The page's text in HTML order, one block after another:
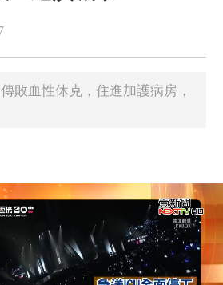
敗血性休克，住進加護病房，